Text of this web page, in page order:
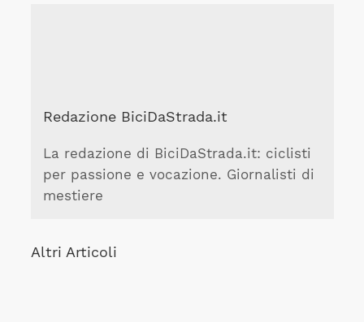
Redazione BiciDaStrada.it
La redazione di BiciDaStrada.it: ciclisti
per passione e vocazione. Giornalisti di
mestiere
Altri Articoli